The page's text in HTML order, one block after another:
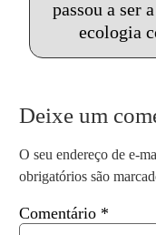
passou a ser
ecologia
Deixe um
O seu endereço de e-
obrigatórios são
Comentário *